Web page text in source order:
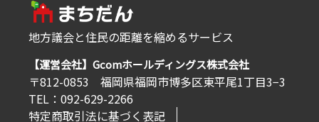
地方議会と住民の距離を縮めるサービス
【運営会社】Gcomホールディングス株式会社
〒812-0853 福岡県福岡市博多区東平尾1丁目3−3
TEL：092-629-2266
特定商取引法に基づく表記